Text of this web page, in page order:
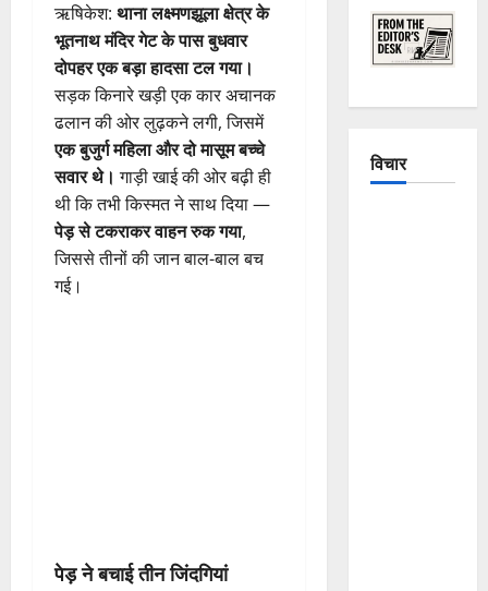
ऋषिकेश: थाना लक्ष्मणझूला क्षेत्र के
भूतनाथ मंदिर गेट के पास बुधवार
दोपहर एक बड़ा हादसा टल गया।
सड़क किनारे खड़ी एक कार अचानक
ढलान की ओर लुढ़कने लगी, जिसमें
एक बुजुर्ग महिला और दो मासूम बच्चे
सवार थे। गाड़ी खाई की ओर बढ़ी ही
थी कि तभी किस्मत ने साथ दिया —
पेड़ से टकराकर वाहन रुक गया,
जिससे तीनों की जान बाल-बाल बच
गई।
पेड़ ने बचाई तीन जिंदगियां
विचार